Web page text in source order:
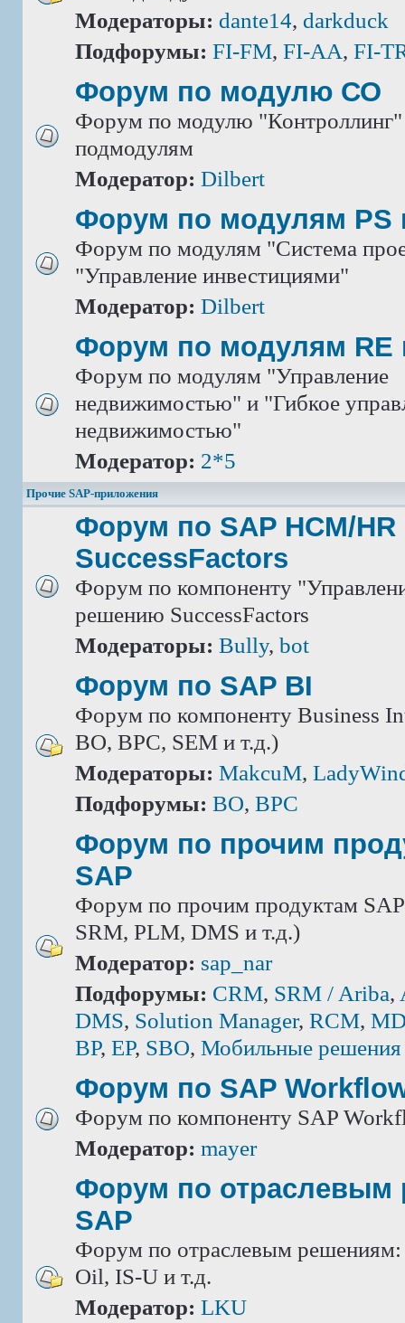
Модераторы: dante14, darkduck
Подфорумы: FI-FM, FI-AA, FI-
Форум по модулю СО
Форум по модулю "Контроллинг"
подмодулям
Модератор: Dilbert
Форум по модулям PS
Форум по модулям "Система
"Управление инвестициями"
Модератор: Dilbert
Форум по модулям RE
Форум по модулям "Управление
недвижимостью" и "Гибкое
недвижимостью"
Модератор: 2*5
Прочие SAP-приложения
Форум по SAP HCM/HR
SuccessFactors
Форум по компоненту
решению SuccessFactors
Модераторы: Bully, bot
Форум по SAP BI
Форум по компоненту Business
BO, BPC, SEM и т.д.)
Модераторы: MakcuM,
Подфорумы: BO, BPC
Форум по прочим
SAP
Форум по прочим продуктам
SRM, PLM, DMS и т.д.)
Модератор: sap_nar
Подфорумы: CRM, SRM / Ariba,
DMS, Solution Manager, RCM,
BP, EP, SBO, Мобильные решения
Форум по SAP
Форум по компоненту SAP
Модератор: mayer
Форум по отраслевым
SAP
Форум по отраслевым
Oil, IS-U и т.д.
Модератор: LKU